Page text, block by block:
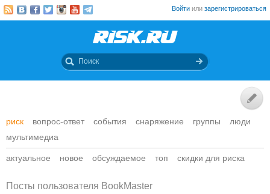
Войти или зарегистрироваться
риск вопрос-ответ события снаряжение группы
люди
мультимедиа
актуальное новое обсуждаемое топ скидки для риска
Посты пользователя BookMaster